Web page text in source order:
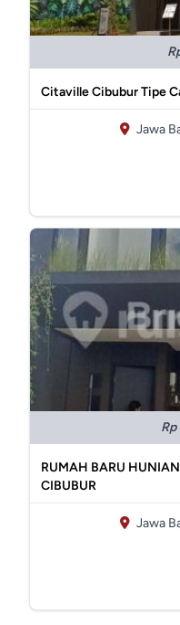
Citaville Cibubur Tipe
Jawa
RUMAH BARU
CIBUBUR
Jawa